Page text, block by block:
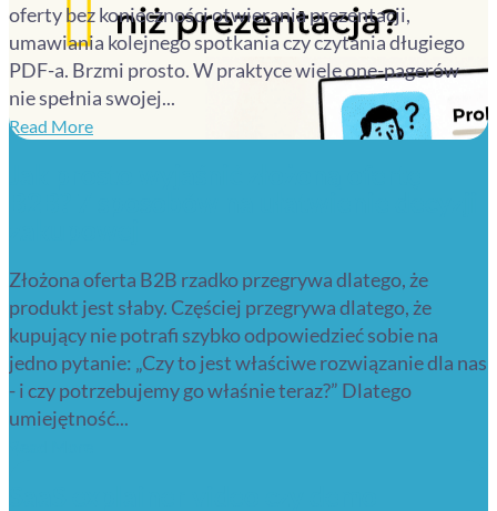
oferty bez konieczności otwierania prezentacji,
umawiania kolejnego spotkania czy czytania długiego
PDF-a. Brzmi prosto. W praktyce wiele one-pagerów
nie spełnia swojej...
Read More
Złożona oferta B2B rzadko przegrywa dlatego, że
produkt jest słaby. Częściej przegrywa dlatego, że
kupujący nie potrafi szybko odpowiedzieć sobie na
jedno pytanie: „Czy to jest właściwe rozwiązanie dla nas
- i czy potrzebujemy go właśnie teraz?” Dlatego
umiejętność...